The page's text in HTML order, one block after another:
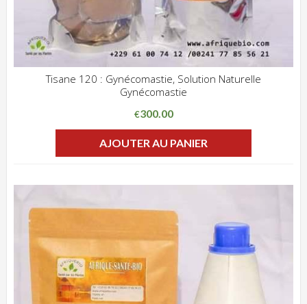
Tisane 120 : Gynécomastie, Solution Naturelle
Gynécomastie
€300.00
AJOUTER AU PANIER